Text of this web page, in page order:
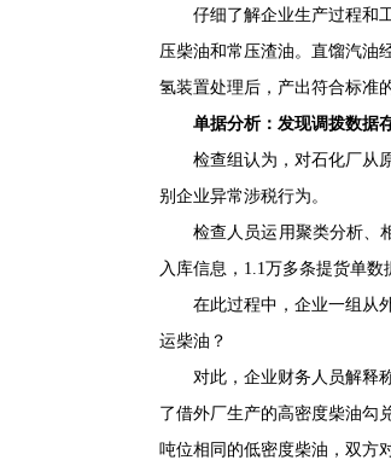
仔细了解企业生产过程和工
压柴油和常压渣油。直馏汽油
氢装置处理后，产出符合标准
单据分析：发现调拨数据
检查组认为，对石化厂从原
别企业异常涉税行为。
检查人员运用聚类分析、相
入库信息，1.1万多条提货单
在此过程中，企业一组从外
运柴油？
对此，企业财务人员解释称
了借外厂生产的高密度柴油勾
吨位相同的低密度柴油，双方